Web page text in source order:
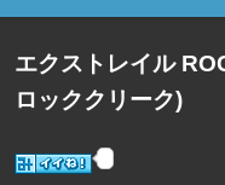
エクストレイル
ロッククリーク)